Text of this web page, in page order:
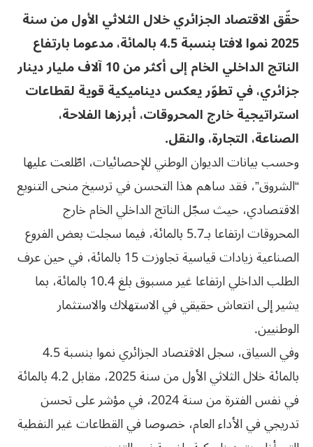
حقّق الاقتصاد الجزائري خلال الثلاثي الأول من سنة
2025 نموا لافتا بنسبة 4.5 بالمائة، مدعوما بارتفاع
الناتج الداخلي الخام إلى أكثر من 10 آلاف مليار دينار
جزائري، في تطوّر يعكس ديناميكية قوية لقطاعات
استراتيجية خارج المحروقات، أبرزها الفلاحة،
الصناعة، التجارة، والنقل.
وحسب بيانات الديوان الوطني للإحصائيات، اطّلعت عليها
“الشروق”، فقد ساهم هذا التحسن في ترسيخ منحى التنويع
الاقتصادي، حيث سجّل الناتج الداخلي الخام خارج
المحروقات ارتفاعا بـ5.7 بالمائة، فيما سجلت بعض الفروع
الصناعية زيادات قياسية تجاوزت 15 بالمائة، في حين عرف
الطلب الداخلي ارتفاعا غير مسبوق بلغ 10.4 بالمائة، بما
يشير إلى انتعاش حقيقي في الاستهلاك والاستثمار
الوطنيين.
وفي السياق، سجل الاقتصاد الجزائري نموا بنسبة 4.5
بالمائة خلال الثلاثي الأول من سنة 2025، مقابل 4.2 بالمائة
في نفس الفترة من سنة 2024، في مؤشر على تحسن
تدريجي في الأداء العام، خصوصا في القطاعات غير النفطية